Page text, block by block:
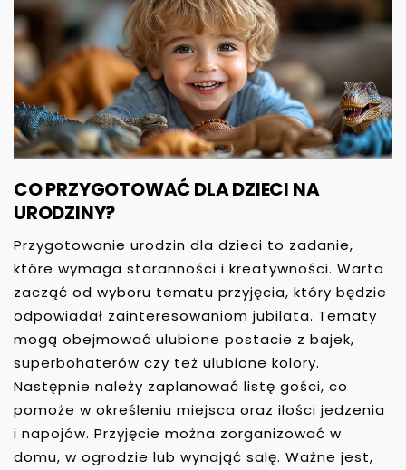
CO PRZYGOTOWAĆ DLA DZIECI NA
URODZINY?
Przygotowanie urodzin dla dzieci to zadanie,
które wymaga staranności i kreatywności. Warto
zacząć od wyboru tematu przyjęcia, który będzie
odpowiadał zainteresowaniom jubilata. Tematy
mogą obejmować ulubione postacie z bajek,
superbohaterów czy też ulubione kolory.
Następnie należy zaplanować listę gości, co
pomoże w określeniu miejsca oraz ilości jedzenia
i napojów. Przyjęcie można zorganizować w
domu, w ogrodzie lub wynająć salę. Ważne jest,